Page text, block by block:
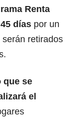
Renta
días por un
serán retirados
que se
el